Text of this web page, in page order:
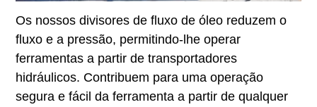
Os nossos divisores de fluxo de óleo reduzem o
fluxo e a pressão, permitindo-lhe operar
ferramentas a partir de transportadores
hidráulicos. Contribuem para uma operação
segura e fácil da ferramenta a partir de qualquer